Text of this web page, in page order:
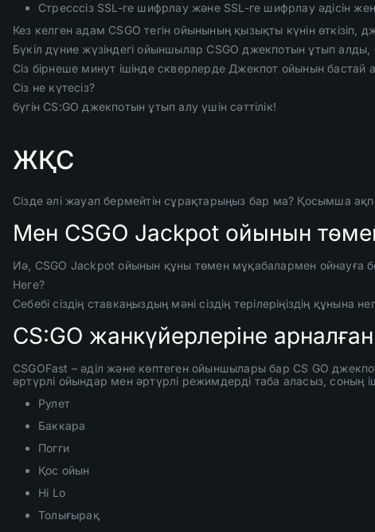
Стресссіз SSL-ге шифрлау және SSL-ге шифрлау әдісін
Кез келген адам CSGO тегін ойынының қызықты күнін
Бүкіл дүние жүзіндегі ойыншылар CSGO джекпотын ұтып
Сіз бірнеше минут ішінде скверлерде Джекпот ойынын бастай
Сіз не күтесіз?
бүгін CS:GO джекпотын ұтып алу үшін сәттілік!
ЖҚС
Сізде әлі жауап бермейтін сұрақтарыңыз бар ма? Қосымша
Мен CSGO Jackpot ойынын
Иә, CSGO Jackpot ойынын құны төмен мұқабалармен ойнауға
Неге?
Себебі сіздің ставкаңыздың мәні сіздің терілеріңіздің
CS:GO жанкүйерлеріне
CSGOFast – әділ және көптеген ойыншылары бар CS GO
әртүрлі ойындар мен әртүрлі режимдерді таба аласыз, соның
Рулет
Баккара
Погги
Қос ойын
Hi Lo
Толығырақ